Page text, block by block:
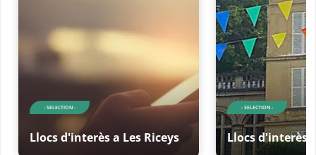
- SELECTION -
Llocs d'interès a Les Riceys
- SELECTION -
Llocs d'interès